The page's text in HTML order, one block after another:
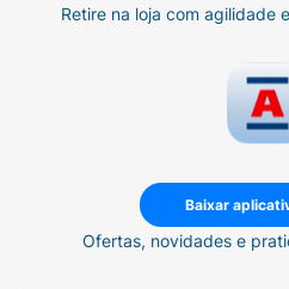
Retire na loja com agilidade
Baixar
Ofertas, novidades e